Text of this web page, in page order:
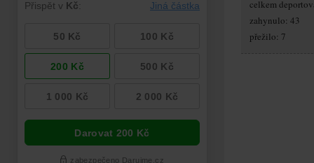
celkem
zahynulo: 43
přežilo: 7